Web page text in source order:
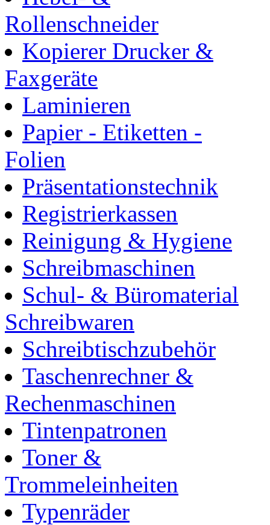
Rollenschneider
Kopierer Drucker &
Faxgeräte
Laminieren
Papier - Etiketten -
Folien
Präsentationstechnik
Registrierkassen
Reinigung & Hygiene
Schreibmaschinen
Schul- & Büromaterial
Schreibwaren
Schreibtischzubehör
Taschenrechner &
Rechenmaschinen
Tintenpatronen
Toner &
Trommeleinheiten
Typenräder